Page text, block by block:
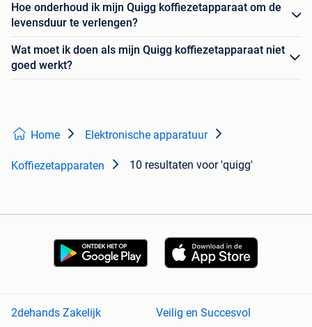
Hoe onderhoud ik mijn Quigg koffiezetapparaat om de
levensduur te verlengen?
Wat moet ik doen als mijn Quigg koffiezetapparaat niet
goed werkt?
Home Elektronische apparatuur
Koffiezetapparaten 10 resultaten voor 'quigg'
2dehands Zakelijk Veilig en Succesvol